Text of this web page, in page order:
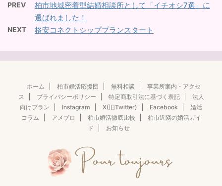
PREV
柏市地域密着型結婚相談所として「イチオシ7選」に
選ばれました！
NEXT 格安コネクトシッププランスタート
ホーム 柏市婚活応援団 無料相談
事業所案内・アクセ
ス
プライバシーポリシー 特定商取引法に基づく表記
法人
向けプラン
Instagram X(旧Twitter) Facebook
婚活
コラム
アメブロ 柏市婚活徹底比較
柏市近隣の婚活ガイ
ド
お知らせ